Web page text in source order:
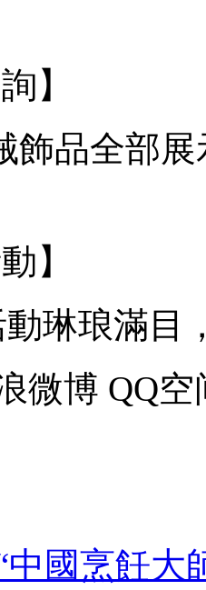
】
飾品全部
】
動琳琅滿目
微博 QQ空
中國烹飪大